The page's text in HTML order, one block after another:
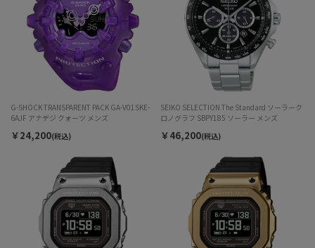
G-SHOCK TRANSPARENT PACK GA-V01SKE-
6AJF アナデジ クォーツ メンズ
￥24,200(税込)
SEIKO SELECTION The Standard ソーラーク
ロノグラフ SBPY185 ソーラー メンズ
￥46,200(税込)